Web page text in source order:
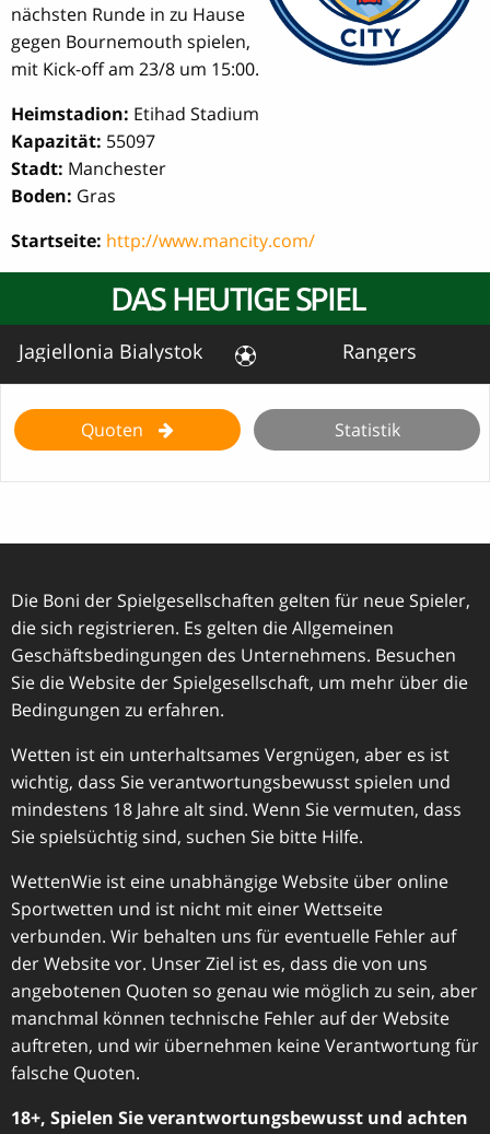
nächsten Runde in zu Hause
gegen Bournemouth spielen,
mit Kick-off am 23/8 um 15:00.
Heimstadion: Etihad Stadium
Kapazität: 55097
Stadt: Manchester
Boden: Gras
Startseite: http://www.mancity.com/
DAS HEUTIGE SPIEL
Jagiellonia Bialystok Rangers
Quoten Statistik
Die Boni der Spielgesellschaften gelten für neue Spieler,
die sich registrieren. Es gelten die Allgemeinen
Geschäftsbedingungen des Unternehmens. Besuchen
Sie die Website der Spielgesellschaft, um mehr über die
Bedingungen zu erfahren.
Wetten ist ein unterhaltsames Vergnügen, aber es ist
wichtig, dass Sie verantwortungsbewusst spielen und
mindestens 18 Jahre alt sind. Wenn Sie vermuten, dass
Sie spielsüchtig sind, suchen Sie bitte Hilfe.
WettenWie ist eine unabhängige Website über online
Sportwetten und ist nicht mit einer Wettseite
verbunden. Wir behalten uns für eventuelle Fehler auf
der Website vor. Unser Ziel ist es, dass die von uns
angebotenen Quoten so genau wie möglich zu sein, aber
manchmal können technische Fehler auf der Website
auftreten, und wir übernehmen keine Verantwortung für
falsche Quoten.
18+, Spielen Sie verantwortungsbewusst und achten